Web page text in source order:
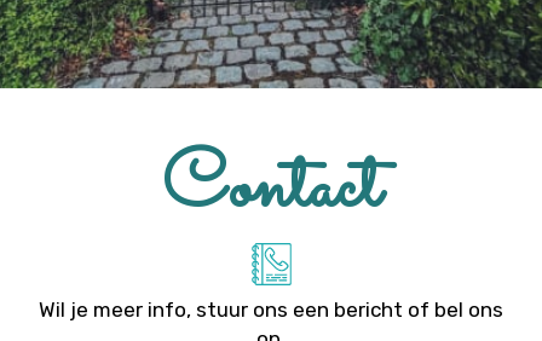
Contact
Wil je meer info, stuur ons een bericht of bel ons